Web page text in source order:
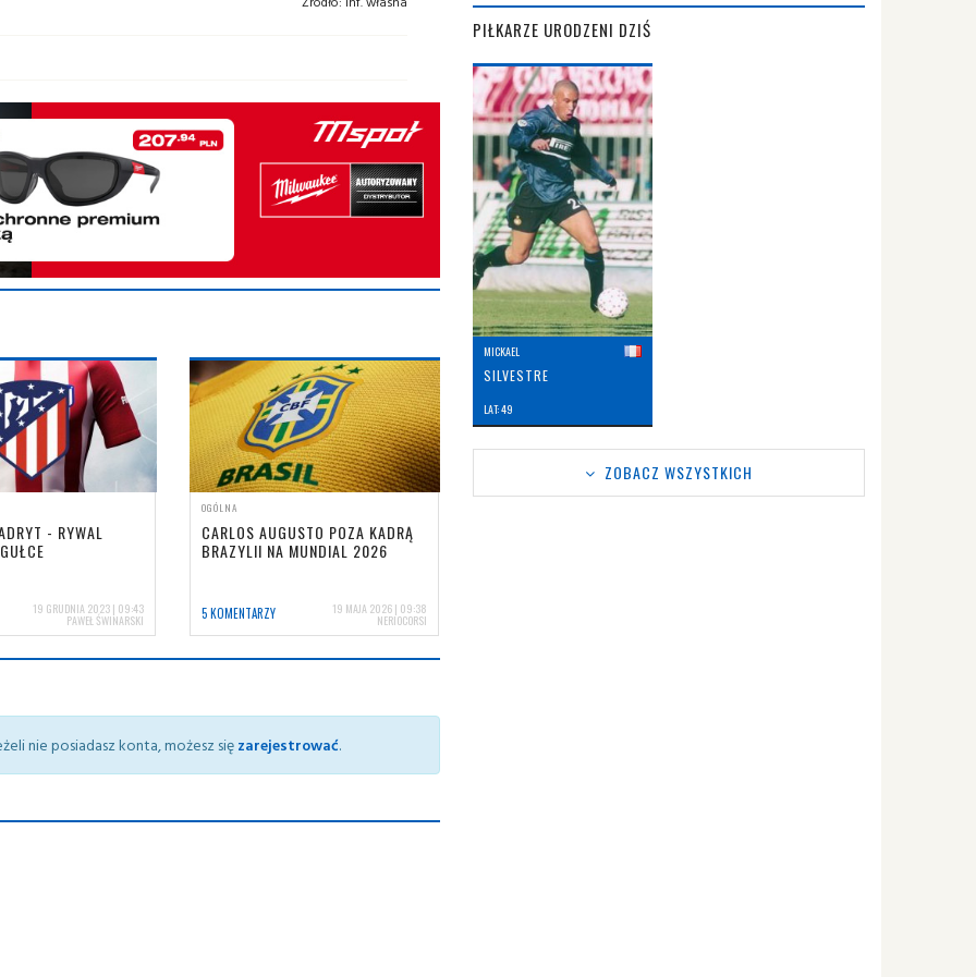
- RYWAL
19 GRUDNIA 2023 | 09:43
PAWEŁ ŚWINARSKI
OGÓLNA
CARLOS AUGUSTO POZA KADRĄ
BRAZYLII NA MUNDIAL 2026
5 KOMENTARZY 19 MAJA 2026 | 09:38
NERIOCORSI
nie posiadasz konta, możesz sięzarejestrować.
PIŁKARZE URODZENI DZIŚ
MICKAEL
SILVESTRE
LAT: 49
ZOBACZ WSZYSTKICH